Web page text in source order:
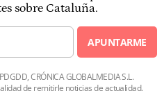
sobre Cataluña.
APUNTARME
CRÓNICA GLOBALMEDIA S.L.
de remitirle noticias de actualidad.